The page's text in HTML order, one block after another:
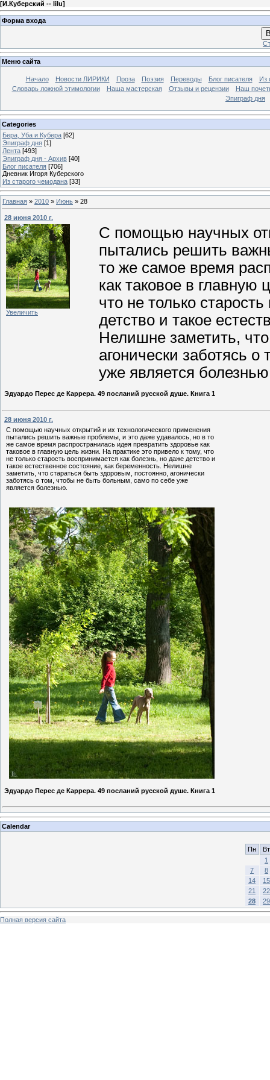
[И.Куберский -- lilu]
Форма входа
Меню сайта
Начало Новости ЛИРИКИ Проза Поэзия Переводы Блог писателя
Из
Словарь ложной этимологии
Наша мастерская Отзывы и рецензии
Наш
Эпиграф дня
Categories
Бера, Уба и Кубера [62]
Эпиграф дня [1]
Лента [493]
Эпиграф дня - Архив [40]
Блог писателя [706]
Дневник Игоря Куберского
Из старого чемодана [33]
Главная » 2010 » Июнь » 28
28 июня 2010 г.
Увеличить
С помощью научных
пытались решить
то же самое время
как таковое в главную
что не только
детство и такое
Нелишне заметить,
агонически заботясь
уже является
Эдуардо Перес де Каррера. 49 посланий русской душе. Книга 1
28 июня 2010 г.
С помощью научных открытий и их технологического применения
пытались решить важные проблемы, и это даже удавалось, но в то
же самое время распространилась идея превратить здоровье как
таковое в главную цель жизни. На практике это привело к тому, что
не только старость воспринимается как болезнь, но даже детство и
такое естественное состояние, как беременность. Нелишне
заметить, что стараться быть здоровым, постоянно, агонически
заботясь о том, чтобы не быть больным, само по себе уже
является болезнью.
Эдуардо Перес де Каррера. 49 посланий русской душе. Книга 1
Calendar
Пн
Вт
1
7
8
14
15
21
22
28
29
Полная версия сайта